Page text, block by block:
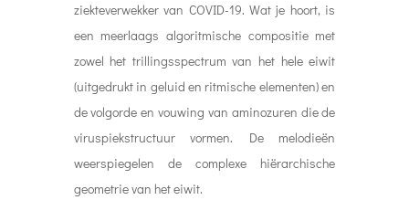
ziekteverwekker van COVID-19. Wat je hoort, is
een meerlaags algoritmische compositie met
zowel het trillingsspectrum van het hele eiwit
(uitgedrukt in geluid en ritmische elementen) en
de volgorde en vouwing van aminozuren die de
viruspiekstructuur vormen. De melodieën
weerspiegelen de complexe hiërarchische
geometrie van het eiwit.